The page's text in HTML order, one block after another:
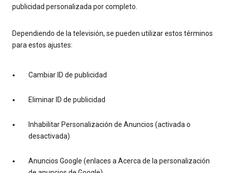
publicidad personalizada por completo.
Dependiendo de la televisión, se pueden utilizar estos términos
para estos ajustes:
Cambiar ID de publicidad
Eliminar ID de publicidad
Inhabilitar Personalización de Anuncios (activada o
desactivada)
Anuncios Google (enlaces a Acerca de la personalización